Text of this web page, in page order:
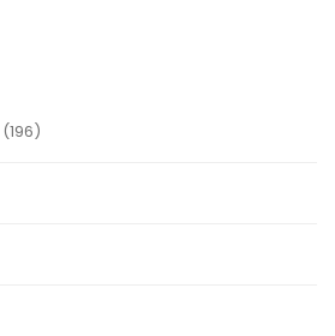
(196)